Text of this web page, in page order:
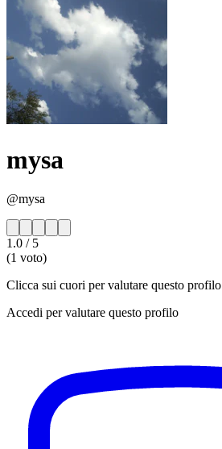
mysa
@mysa
1.0 / 5
(1 voto)
Clicca sui cuori per valutare questo profilo
Accedi per valutare questo profilo